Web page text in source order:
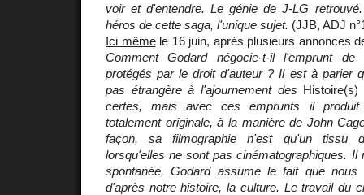
voir et d'entendre. Le génie de J-LG
héros de cette saga, l'unique sujet. (JJB, ADJ
Ici mêmele 16 juin, après plusieurs annonces
Comment Godard négocie-t-il l'emprunt
protégés par le droit d'auteur ? Il est à parier
pas étrangère à l'ajournement des Histoire(s)
certes, mais avec ces emprunts il
totalement originale, à la manière de John
façon, sa filmographie n'est qu'un tissu
lorsqu'elles ne sont pas cinématographiques. Il
spontanée, Godard assume le fait que
d'après notre histoire, la culture. Le travail du